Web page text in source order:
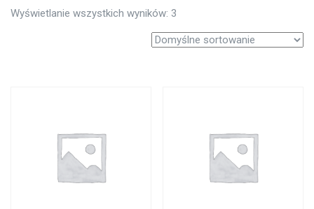
Wyświetlanie wszystkich wyników: 3